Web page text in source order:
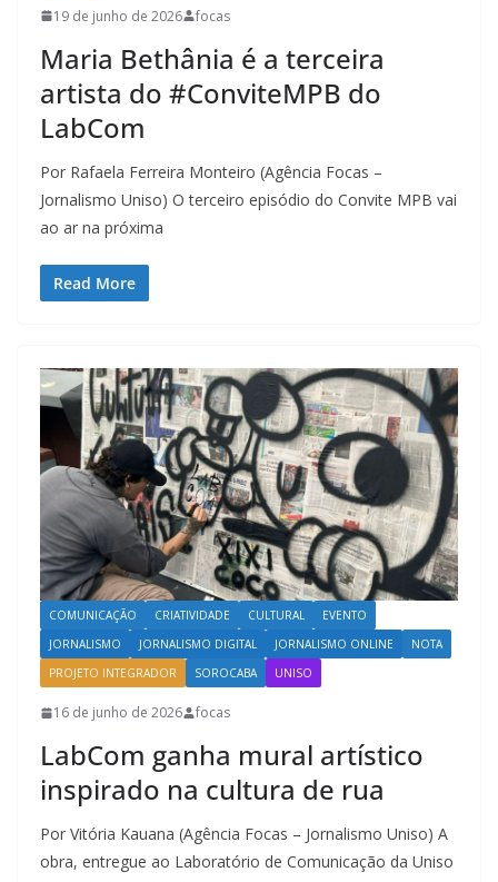
19 de junho de 2026 focas
Maria Bethânia é a terceira
artista do #ConviteMPB do
LabCom
Por Rafaela Ferreira Monteiro (Agência Focas –
Jornalismo Uniso) O terceiro episódio do Convite MPB vai
ao ar na próxima
Read More
COMUNICAÇÃO CRIATIVIDADE CULTURAL
EVENTO
JORNALISMO
JORNALISMO DIGITAL JORNALISMO ONLINE
NOTA
PROJETO INTEGRADOR
SOROCABA UNISO
16 de junho de 2026 focas
LabCom ganha mural artístico
inspirado na cultura de rua
Por Vitória Kauana (Agência Focas – Jornalismo Uniso) A
obra, entregue ao Laboratório de Comunicação da Uniso